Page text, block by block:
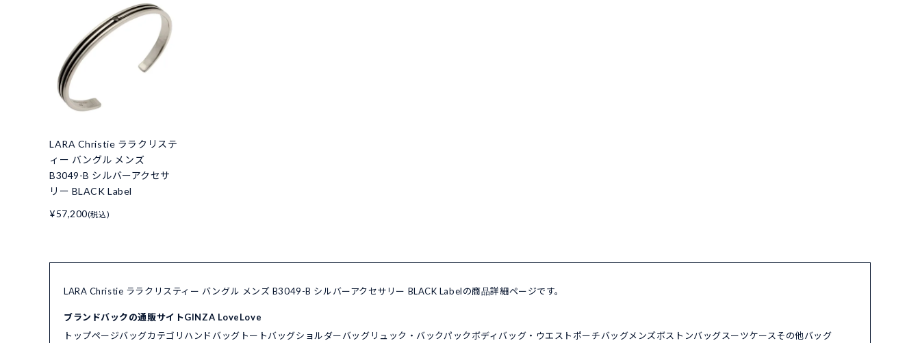
LARA Christie ララクリステ
ィー バングル メンズ
B3049-B シルバーアクセサ
リー BLACK Label
¥57,200(税込)
LARA Christie ララクリスティー バングル メンズ B3049-B シルバーアクセサリー BLACK Labelの商品詳細ページです。
ブランドバックの通販サイトGINZA LoveLove
トップページバッグカテゴリ ハンドバッグ トートバッグショルダーバッグリュック・バックパックボディバッグ・ウエストポーチバッグメンズボストンバッグスーツケースその他バッグ